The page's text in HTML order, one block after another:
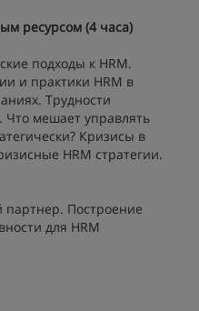
ресурсом (4 часа)
подходы к HRM.
и практики HRM в
Трудности
Что мешает управлять
Кризисы в
HRM стратегии.
партнер. Построение
для HRM